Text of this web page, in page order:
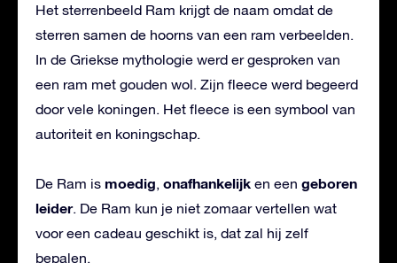
Het sterrenbeeld Ram krijgt de naam omdat de
sterren samen de hoorns van een ram verbeelden.
In de Griekse mythologie werd er gesproken van
een ram met gouden wol. Zijn fleece werd begeerd
door vele koningen. Het fleece is een symbool van
autoriteit en koningschap.
De Ram is moedig, onafhankelijk en een geboren
leider. De Ram kun je niet zomaar vertellen wat
voor een cadeau geschikt is, dat zal hij zelf
bepalen.